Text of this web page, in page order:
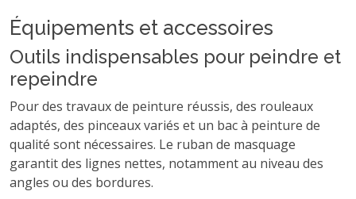
Équipements et accessoires
Outils indispensables pour peindre et
repeindre
Pour des travaux de peinture réussis, des rouleaux
adaptés, des pinceaux variés et un bac à peinture de
qualité sont nécessaires. Le ruban de masquage
garantit des lignes nettes, notamment au niveau des
angles ou des bordures.